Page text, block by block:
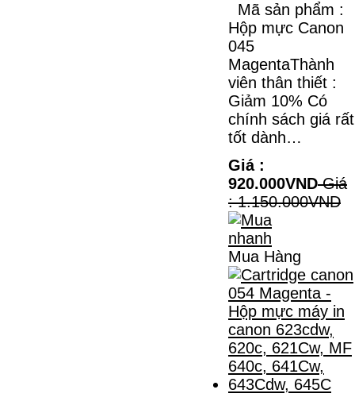
Mã sản phẩm :
Hộp mực Canon
045
MagentaThành
viên thân thiết :
Giảm 10% Có
chính sách giá rất
tốt dành…
Giá :
920.000VNDGiá
: 1.150.000VND
Mua Hàng